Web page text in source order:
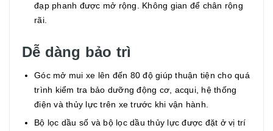
đạp phanh được mở rộng. Không gian để chân rộng
rãi.
Dễ dàng bảo trì
Góc mở mui xe lên đến 80 độ giúp thuận tiện cho quá
trình kiểm tra bảo dưỡng động cơ, acqui, hệ thống
điện và thủy lực trên xe trước khi vận hành.
Bộ lọc dầu số và bộ lọc dầu thủy lực được đặt ở vị trí